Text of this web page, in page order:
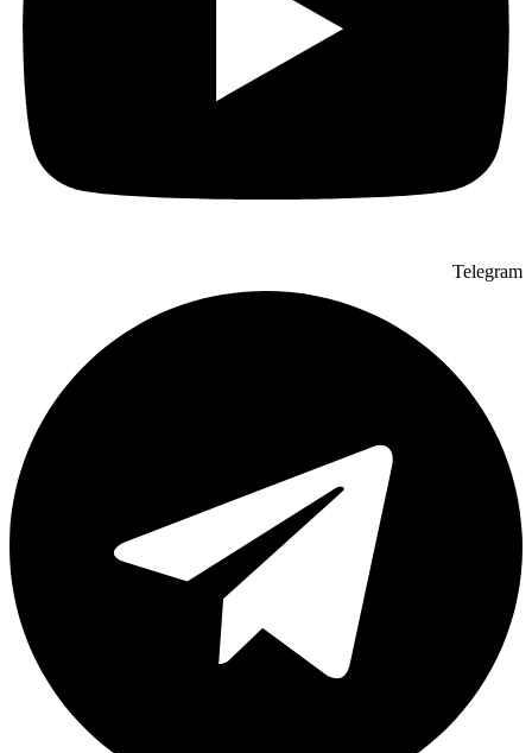
Telegram